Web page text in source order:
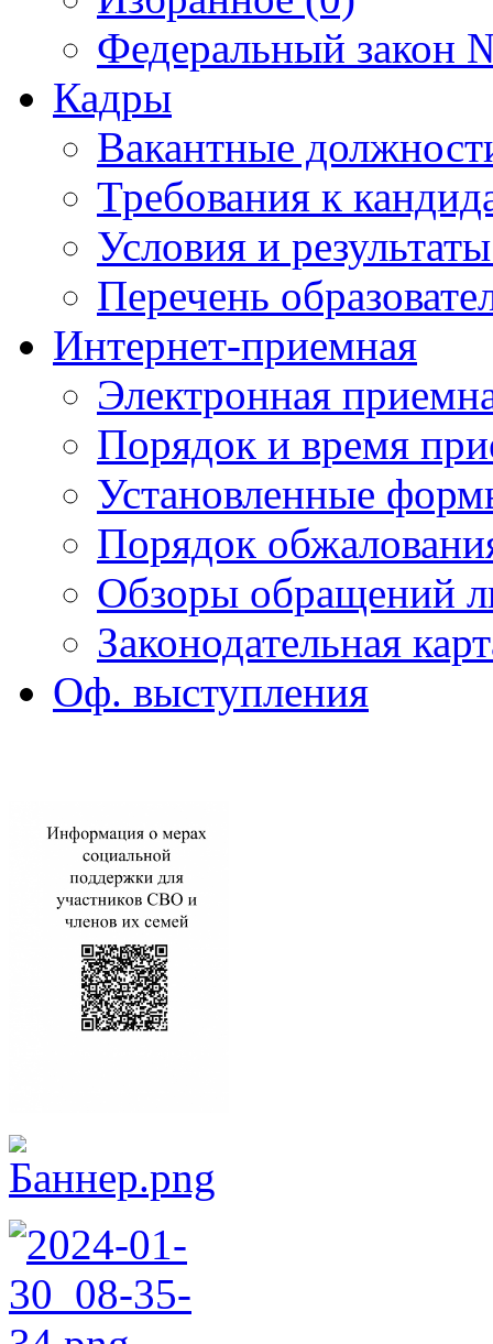
Федеральный закон
Кадры
Вакантные
Требования к
Условия и
Перечень
Интернет-приемная
Электронная
Порядок и время
Установленные
Порядок
Обзоры обращений
Законодательная
Оф. выступления